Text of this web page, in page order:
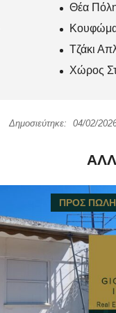
Θέα
Τζάκι
Χώρος
Δημοσιεύτηκε: 04/02/
ΠΡΟΣ